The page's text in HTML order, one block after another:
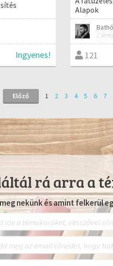
Ingyenes!
Alapok
121
Előző 1 2 3 4 5 6 7
rá arra a
nekünk és amint felkerül